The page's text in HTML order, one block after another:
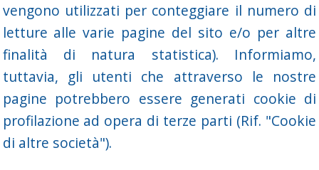
vengono utilizzati per conteggiare il numero di
letture alle varie pagine del sito e/o per altre
finalità di natura statistica). Informiamo,
tuttavia, gli utenti che attraverso le nostre
pagine potrebbero essere generati cookie di
profilazione ad opera di terze parti (Rif. "Cookie
di altre società").